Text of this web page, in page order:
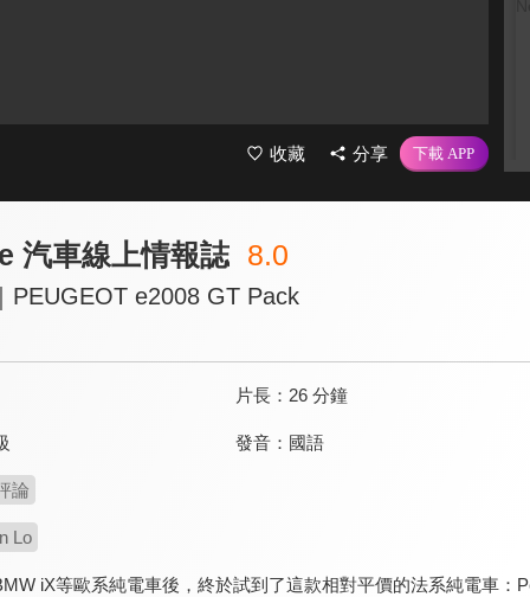
收藏 分享
汽車線上情報誌 8.0
PEUGEOT e2008 GT Pack
片長： 26 分鐘
發音： 國語
論
Lo
iX等歐系純電車後，終於試到了這款相對平價的法系純電車：